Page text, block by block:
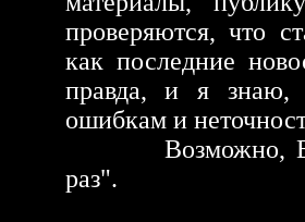
проверяются, что
как последние
правда, и я
ошибкам и
Возможно, Вы
раз".